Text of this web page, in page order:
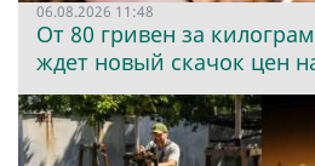
06.08.2026 11:48
От 80 гривен за
ждет новый скачок цен